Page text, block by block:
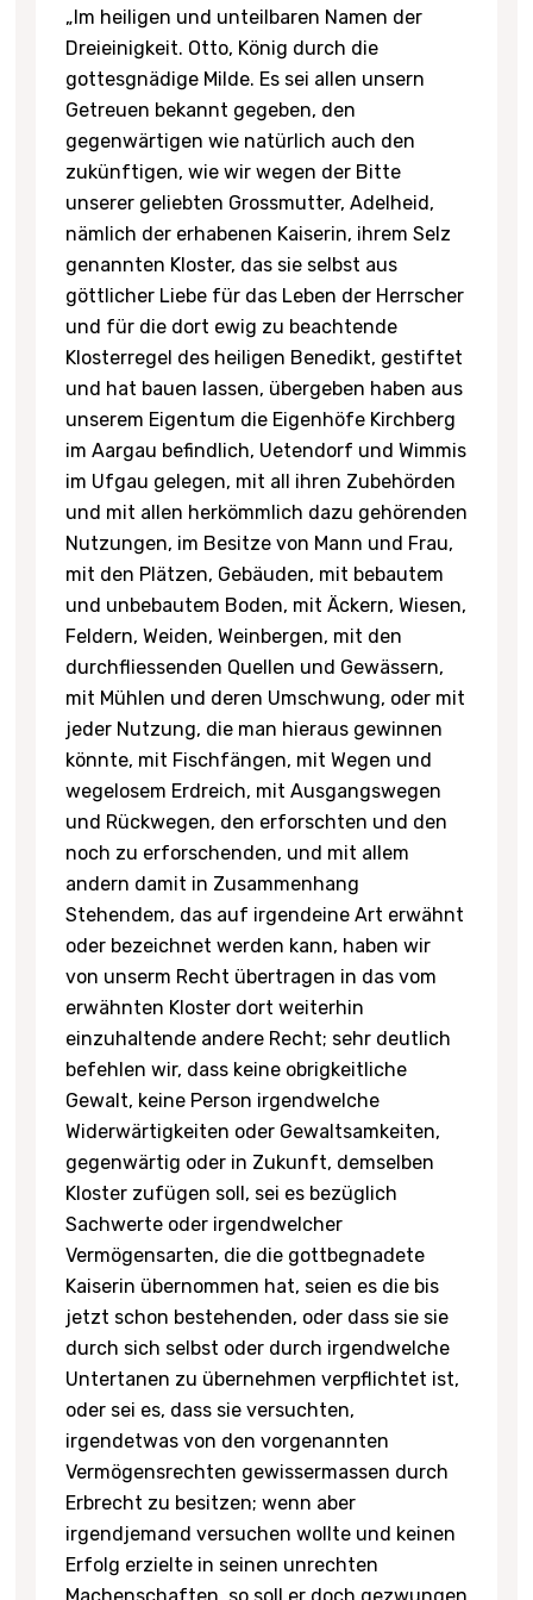
„Im heiligen und unteilbaren Namen der
Dreieinigkeit. Otto, König durch die
gottesgnädige Milde. Es sei allen unsern
Getreuen bekannt gegeben, den
gegenwärtigen wie natürlich auch den
zukünftigen, wie wir wegen der Bitte
unserer geliebten Grossmutter, Adelheid,
nämlich der erhabenen Kaiserin, ihrem Selz
genannten Kloster, das sie selbst aus
göttlicher Liebe für das Leben der Herrscher
und für die dort ewig zu beachtende
Klosterregel des heiligen Benedikt, gestiftet
und hat bauen lassen, übergeben haben aus
unserem Eigentum die Eigenhöfe Kirchberg
im Aargau befindlich, Uetendorf und Wimmis
im Ufgau gelegen, mit all ihren Zubehörden
und mit allen herkömmlich dazu gehörenden
Nutzungen, im Besitze von Mann und Frau,
mit den Plätzen, Gebäuden, mit bebautem
und unbebautem Boden, mit Äckern, Wiesen,
Feldern, Weiden, Weinbergen, mit den
durchfliessenden Quellen und Gewässern,
mit Mühlen und deren Umschwung, oder mit
jeder Nutzung, die man hieraus gewinnen
könnte, mit Fischfängen, mit Wegen und
wegelosem Erdreich, mit Ausgangswegen
und Rückwegen, den erforschten und den
noch zu erforschenden, und mit allem
andern damit in Zusammenhang
Stehendem, das auf irgendeine Art erwähnt
oder bezeichnet werden kann, haben wir
von unserm Recht übertragen in das vom
erwähnten Kloster dort weiterhin
einzuhaltende andere Recht; sehr deutlich
befehlen wir, dass keine obrigkeitliche
Gewalt, keine Person irgendwelche
Widerwärtigkeiten oder Gewaltsamkeiten,
gegenwärtig oder in Zukunft, demselben
Kloster zufügen soll, sei es bezüglich
Sachwerte oder irgendwelcher
Vermögensarten, die die gottbegnadete
Kaiserin übernommen hat, seien es die bis
jetzt schon bestehenden, oder dass sie sie
durch sich selbst oder durch irgendwelche
Untertanen zu übernehmen verpflichtet ist,
oder sei es, dass sie versuchten,
irgendetwas von den vorgenannten
Vermögensrechten gewissermassen durch
Erbrecht zu besitzen; wenn aber
irgendjemand versuchen wollte und keinen
Erfolg erzielte in seinen unrechten